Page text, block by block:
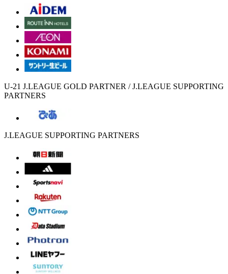
U-21 J.LEAGUE GOLD PARTNER / J.LEAGUE SUPPORTING
PARTNERS
J.LEAGUE SUPPORTING PARTNERS